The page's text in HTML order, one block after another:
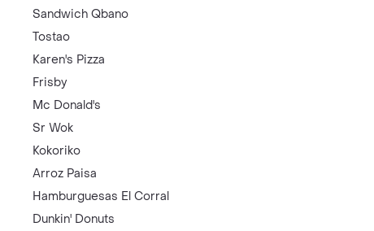
Sandwich Qbano
Tostao
Karen's Pizza
Frisby
Mc Donald's
Sr Wok
Kokoriko
Arroz Paisa
Hamburguesas El Corral
Dunkin' Donuts